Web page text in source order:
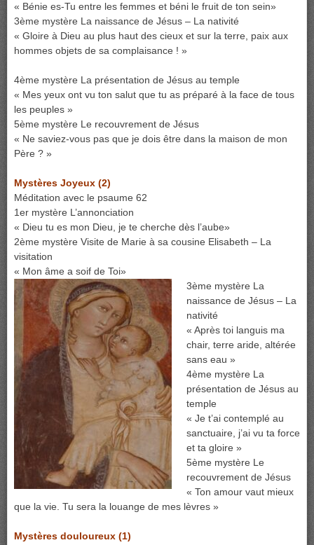
« Bénie es-Tu entre les femmes et béni le fruit de ton sein»
3ème mystère La naissance de Jésus – La nativité
« Gloire à Dieu au plus haut des cieux et sur la terre, paix aux
hommes objets de sa complaisance ! »
4ème mystère La présentation de Jésus au temple
« Mes yeux ont vu ton salut que tu as préparé à la face de tous
les peuples »
5ème mystère Le recouvrement de Jésus
« Ne saviez-vous pas que je dois être dans la maison de mon
Père ? »
Mystères Joyeux (2)
Méditation avec le psaume 62
1er mystère L’annonciation
« Dieu tu es mon Dieu, je te cherche dès l’aube»
2ème mystère Visite de Marie à sa cousine Elisabeth – La
visitation
« Mon âme a soif de Toi»
3ème mystère La
naissance de Jésus – La
nativité
« Après toi languis ma
chair, terre aride, altérée
sans eau »
4ème mystère La
présentation de Jésus au
temple
« Je t’ai contemplé au
sanctuaire, j’ai vu ta force
et ta gloire »
5ème mystère Le
recouvrement de Jésus
« Ton amour vaut mieux
que la vie. Tu sera la louange de mes lèvres »
Mystères douloureux (1)